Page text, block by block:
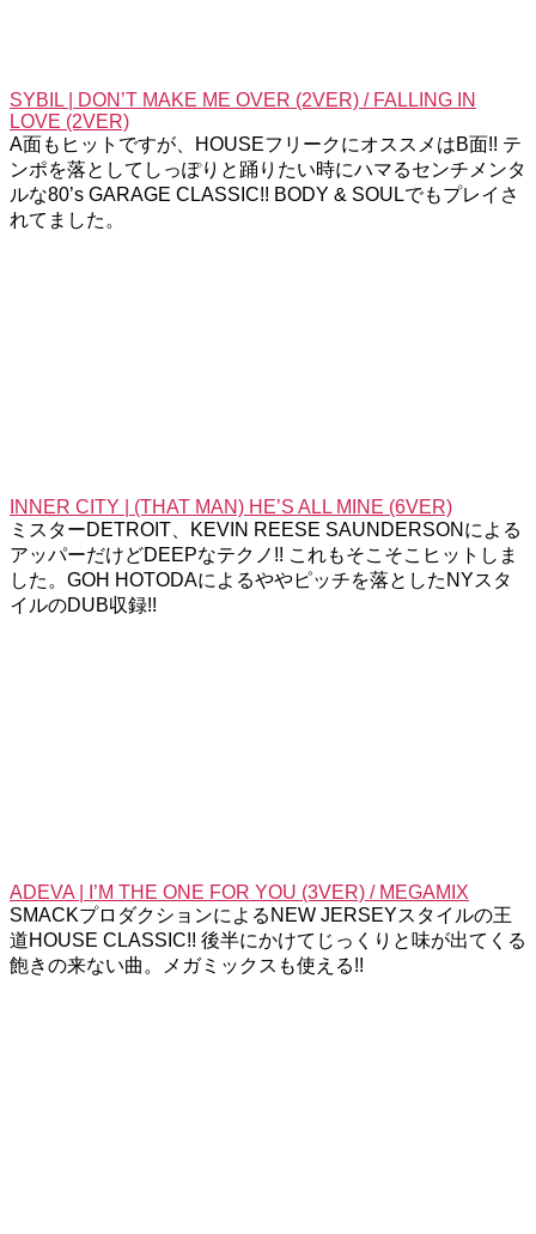
SYBIL | DON’T MAKE ME OVER (2VER) / FALLING IN
LOVE (2VER)
A面もヒットですが、HOUSEフリークにオススメはB面!! テ
ンポを落としてしっぽりと踊りたい時にハマるセンチメンタ
ルな80’s GARAGE CLASSIC!! BODY & SOULでもプレイさ
れてました。
INNER CITY | (THAT MAN) HE’S ALL MINE (6VER)
ミスターDETROIT、KEVIN REESE SAUNDERSONによる
アッパーだけどDEEPなテクノ!! これもそこそこヒットしま
した。GOH HOTODAによるややピッチを落としたNYスタ
イルのDUB収録!!
ADEVA | I’M THE ONE FOR YOU (3VER) / MEGAMIX
SMACKプロダクションによるNEW JERSEYスタイルの王
道HOUSE CLASSIC!! 後半にかけてじっくりと味が出てくる
飽きの来ない曲。メガミックスも使える!!